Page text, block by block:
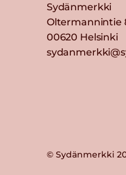
Sydänmerkki
Oltermannintie
00620 Helsinki
© Sydänmerkki